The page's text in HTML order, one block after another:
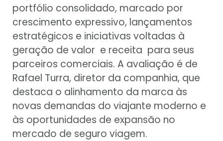
portfólio consolidado, marcado por
crescimento expressivo, lançamentos
estratégicos e iniciativas voltadas à
geração de valor e receita para seus
parceiros comerciais. A avaliação é de
Rafael Turra, diretor da companhia, que
destaca o alinhamento da marca às
novas demandas do viajante moderno e
às oportunidades de expansão no
mercado de seguro viagem.